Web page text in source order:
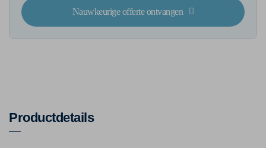
Nauwkeurige offerte ontvangen
Productdetails